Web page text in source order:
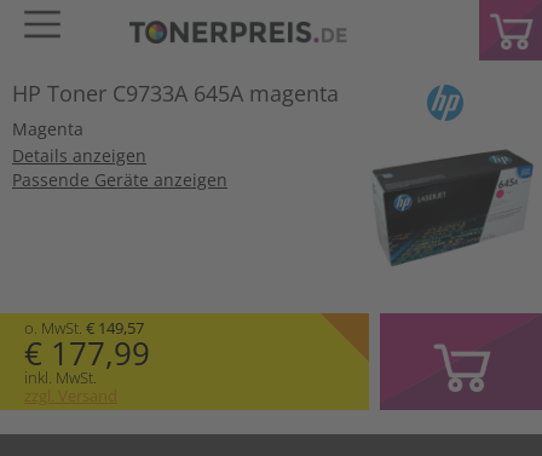
HP Toner C9733A 645A magenta
Magenta
Details anzeigen
Passende Geräte anzeigen
o. MwSt. € 149,57
€ 177,99
inkl. MwSt.
zzgl. Versand